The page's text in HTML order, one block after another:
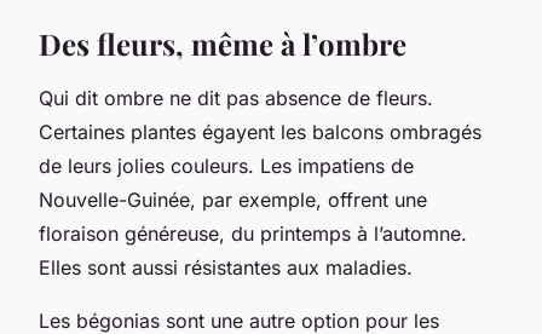
Des fleurs, même à l’ombre
Qui dit ombre ne dit pas absence de fleurs.
Certaines plantes égayent les balcons ombragés
de leurs jolies couleurs. Les impatiens de
Nouvelle-Guinée, par exemple, offrent une
floraison généreuse, du printemps à l’automne.
Elles sont aussi résistantes aux maladies.
Les bégonias sont une autre option pour les